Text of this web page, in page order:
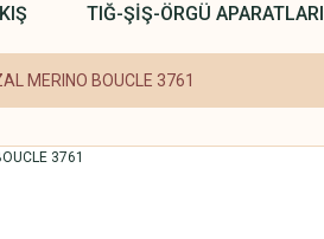
TIĞ-ŞİŞ-ÖRGÜ APARATLARI
MERINO BOUCLE 3761